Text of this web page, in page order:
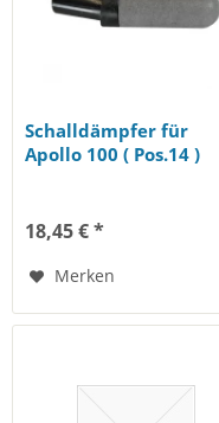
Schalldämpfer für
Apollo 100 ( Pos.14 )
18,45 € *
Merken